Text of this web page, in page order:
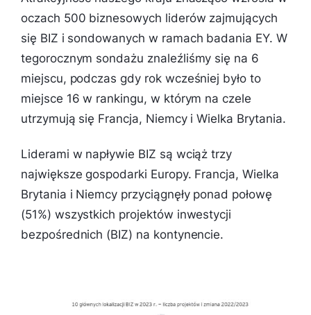
oczach 500 biznesowych liderów zajmujących
się BIZ i sondowanych w ramach badania EY. W
tegorocznym sondażu znaleźliśmy się na 6
miejscu, podczas gdy rok wcześniej było to
miejsce 16 w rankingu, w którym na czele
utrzymują się Francja, Niemcy i Wielka Brytania.
Liderami w napływie BIZ są wciąż trzy
największe gospodarki Europy. Francja, Wielka
Brytania i Niemcy przyciągnęły ponad połowę
(51%) wszystkich projektów inwestycji
bezpośrednich (BIZ) na kontynencie.